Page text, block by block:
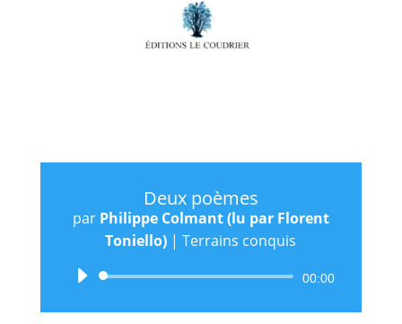
Deux poèmes
par Philippe Colmant (lu par Florent
Toniello) |Terrains conquis
Lecteur
00:00